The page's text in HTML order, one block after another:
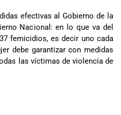
efectivas al Gobierno de la
Nacional: en lo que va del
femicidios, es decir uno cada
debe garantizar con medidas
las víctimas de violencia de